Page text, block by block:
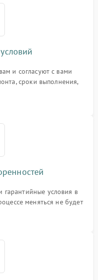
и согласуют с вами
сроки выполнения,
гарантийные условия в
меняться не будет